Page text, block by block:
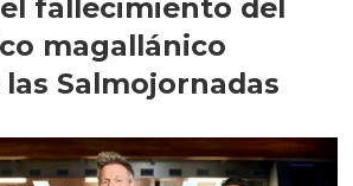
fallecimiento del
magallánico
Salmojornadas